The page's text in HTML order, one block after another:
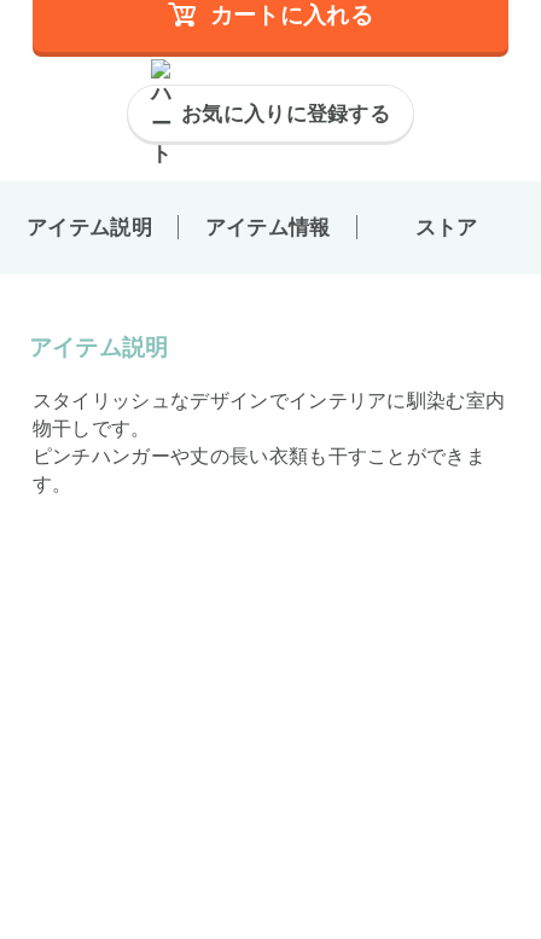
カートに入れる
お気に入りに登録する
アイテム説明 アイテム情報 ストア
アイテム説明
スタイリッシュなデザインでインテリアに馴染む室内
物干しです。
ピンチハンガーや丈の長い衣類も干すことができま
す。